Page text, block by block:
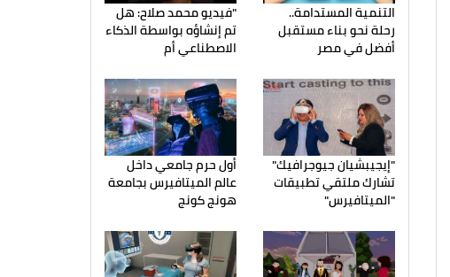
التنمية المستدامة..
رحلة نحو بناء مستقبل
أفضل في مصر
"فيديو محمد صلاح: هل
تم إنشاؤه بواسطة الذكاء
الاصطناعي أم
"إيجيبشيان جيوجرافيك"
تشارك ملتقي تطبيقات
"الميتافيرس"
أول حرم جامعي داخل
عالم الميتافيرس بجامعة
هونج كونج